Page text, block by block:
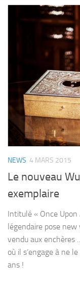
NEWS 4 MARS 2015
Le nouveau
exemplaire
Intitulé « Once Upon
légendaire pose new
vendu aux enchères
où il s’engage à ne
ans !